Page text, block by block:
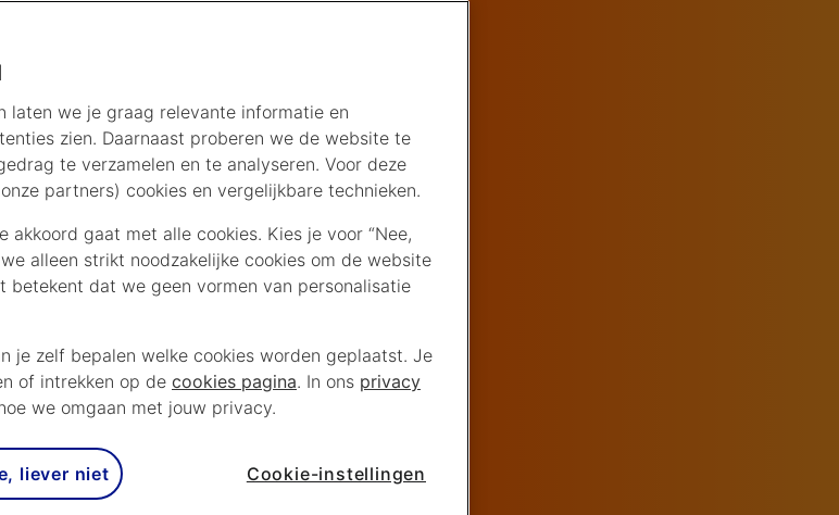
laten we je graag relevante informatie en
zien. Daarnaast proberen we de website te
te verzamelen en te analyseren. Voor deze
partners) cookies en vergelijkbare technieken.
akkoord gaat met alle cookies. Kies je voor “Nee,
alleen strikt noodzakelijke cookies om de website
betekent dat we geen vormen van personalisatie
je zelf bepalen welke cookies worden geplaatst. Je
of intrekken op de cookies pagina. In ons privacy
we omgaan met jouw privacy.
liever niet Cookie-instellingen